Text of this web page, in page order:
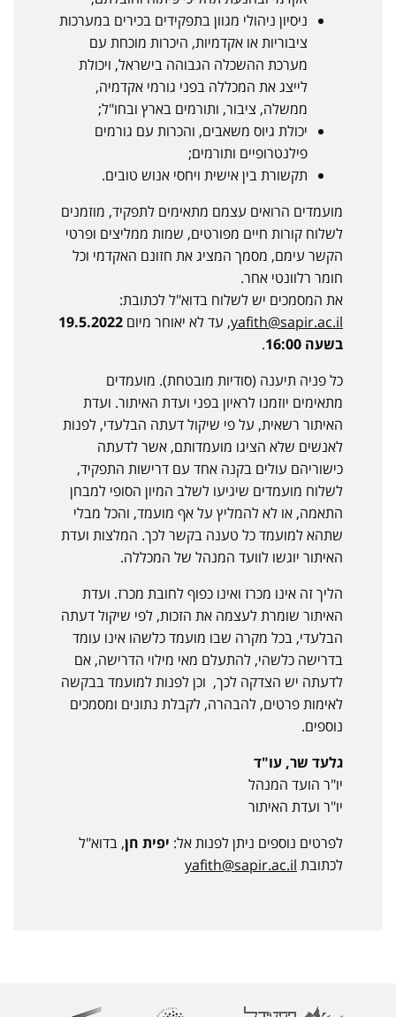
ניסיון ניהולי מגוון בתפקידים בכירים במערכות
ציבוריות או אקדמיות, היכרות מוכחת עם
מערכת ההשכלה הגבוהה בישראל, ויכולת
לייצג את המכללה בפני גורמי אקדמיה,
ממשלה, ציבור, ותורמים בארץ ובחו"ל;
יכולת גיוס משאבים, והכרות עם גורמים
פילנטרופיים ותורמים;
תקשורת בין אישית ויחסי אנוש טובים.
מועמדים הרואים עצמם מתאימים לתפקיד, מוזמנים
לשלוח קורות חיים מפורטים, שמות ממליצים ופרטי
הקשר עימם, מסמך המציג את חזונם האקדמי וכל
חומר רלוונטי אחר.
את המסמכים יש לשלוח בדוא"ל לכתובת:
yafith@sapir.ac.il, עד לא יאוחר מיום 19.5.2022
בשעה 16:00
.
כל פניה תיענה (סודיות מובטחת). מועמדים
מתאימים יוזמנו לראיון בפני ועדת האיתור. ועדת
האיתור רשאית, על פי שיקול דעתה הבלעדי, לפנות
לאנשים שלא הציגו מועמדותם, אשר לדעתה
כישוריהם עולים בקנה אחד עם דרישות התפקיד,
לשלוח מועמדים שיגיעו לשלב המיון הסופי למבחן
התאמה, או לא להמליץ על אף מועמד, והכל מבלי
שתהא למועמד כל טענה בקשר לכך. המלצות ועדת
האיתור יוגשו לוועד המנהל של המכללה.
הליך זה אינו מכרז ואינו כפוף לחובת מכרז. ועדת
האיתור שומרת לעצמה את הזכות, לפי שיקול דעתה
הבלעדי, בכל מקרה שבו מועמד כלשהו אינו עומד
בדרישה כלשהי, להתעלם מאי מילוי הדרישה, אם
לדעתה יש הצדקה לכך, וכן לפנות למועמד בבקשה
לאימות פרטים, להבהרה, לקבלת נתונים ומסמכים
נוספים.
גלעד שר, עו"ד
יו"ר הועד המנהל
יו"ר ועדת האיתור
לפרטים נוספים ניתן לפנות אל: יפית חן, בדוא"ל
לכתובת yafith@sapir.ac.il